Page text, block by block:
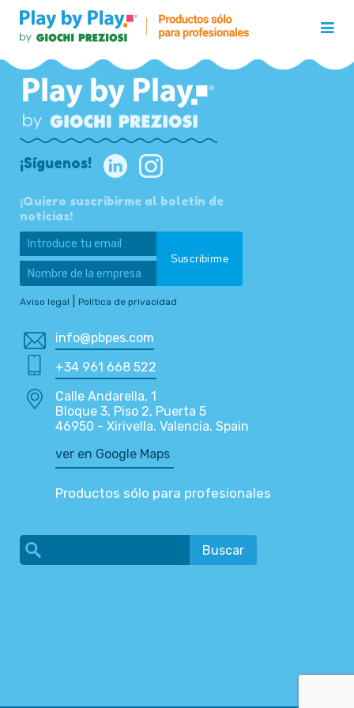
¡Síguenos!
¡Quiero suscribirme al boletín de
noticias!
Aviso legal Política de privacidad
info@pbpes.com
+34 961 668 522
Calle Andarella, 1
Bloque 3, Piso 2, Puerta 5
46950 - Xirivella. Valencia. Spain
ver en Google Maps
Productos sólo para profesionales
Buscar